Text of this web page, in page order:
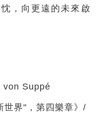
，向更遠的未來啟
von Suppé
世界"，第四樂章》/